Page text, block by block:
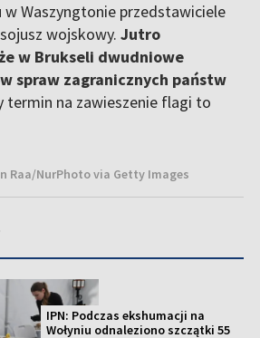
Waszyngtonie przedstawiciele
wojskowy. Jutro
w Brukseli dwudniowe
spraw zagranicznych państw
termin na zawieszenie flagi to
Raa/NurPhoto via Getty Images
IPN: Podczas ekshumacji na
Wołyniu odnaleziono szczątki 55